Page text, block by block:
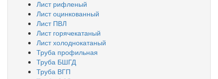
Лист рифленый
Лист оцинкованный
Лист ПВЛ
Лист горячекатаный
Лист холоднокатаный
Труба профильная
Труба БШГД
Труба ВГП